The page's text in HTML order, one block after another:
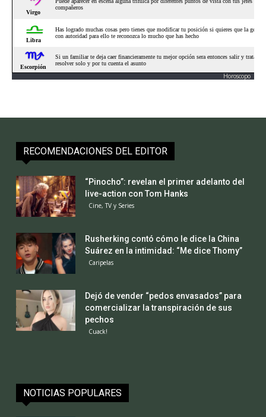
Horoscopo
RECOMENDACIONES DEL EDITOR
“Pinocho”: revelan el primer adelanto del
live-action con Tom Hanks
Cine, TV y Series
Rusherking contó cómo le dice la China
Suárez en la intimidad: “Me dice Thomy”
Caripelas
Dejó de vender “pedos envasados” para
comercializar la transpiración de sus
pechos
Cuack!
NOTICIAS POPULARES